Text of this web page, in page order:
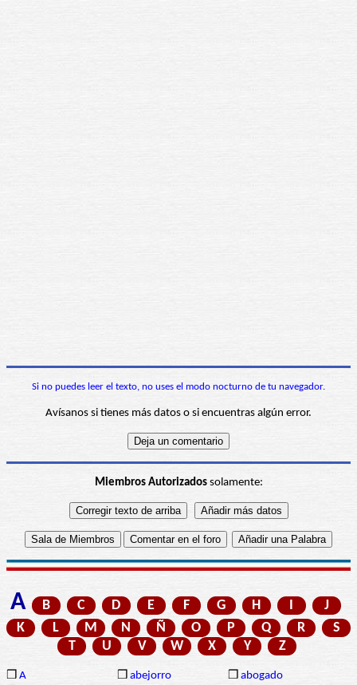
Si no puedes leer el texto, no uses el modo nocturno de tu navegador.
Avísanos si tienes más datos o si encuentras algún error.
Miembros Autorizadossolamente:
A B C D E F G H I
J
K
L M N Ñ O P Q R
S
T
U V W X Y Z
❒ A ❒ abejorro ❒ abogado